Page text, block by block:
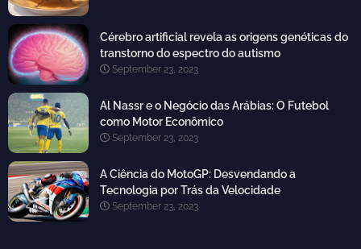
Cérebro artificial revela as origens genéticas do
transtorno do espectro do autismo
September 23, 2023
Al Nassr e o Negócio das Arábias: O Futebol
como Motor Econômico
September 23, 2023
A Ciência do MotoGP: Desvendando a
Tecnologia por Trás da Velocidade
September 23, 2023